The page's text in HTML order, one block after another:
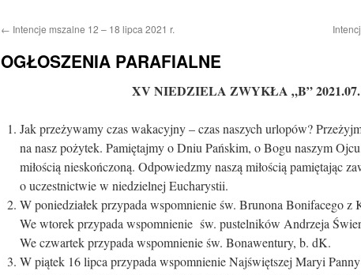
← Intencje mszalne 12 – 18 lipca 2021 r.
OGŁOSZENIA PARAFIALNE
XV NIEDZIELA ZWYKŁA „B”
Jak przeżywamy czas wakacyjny – czas naszych urlopów?
na nasz pożytek. Pamiętajmy o Dniu Pańskim, o Bogu naszym
miłością nieskończoną. Odpowiedzmy naszą miłością pamiętając
o uczestnictwie w niedzielnej Eucharystii.
W poniedziałek przypada wspomnienie św. Brunona Bonifacego z
We wtorek przypada wspomnienie św. pustelników Andrzeja
We czwartek przypada wspomnienie św. Bonawentury, b. dK.
W piątek 16 lipca przypada wspomnienie Najświętszej Maryi